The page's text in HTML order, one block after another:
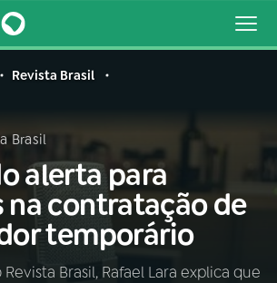
Buscar
AO VIVO
Revista Brasil
Brasil
alerta para
na contratação de
temporário
Brasil, Rafael Lara explica que